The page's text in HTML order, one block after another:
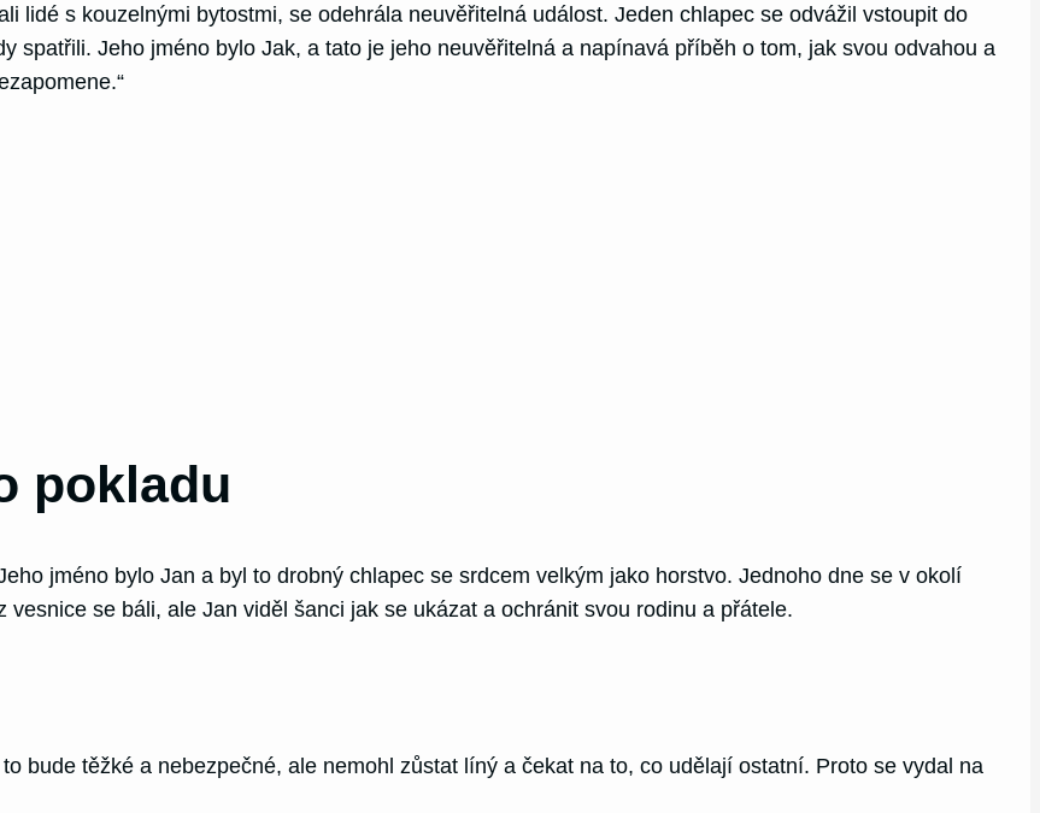
lidé s kouzelnými bytostmi, se odehrála neuvěřitelná událost. Jeden chlapec se odvážil vstoupit do
spatřili. Jeho jméno bylo Jak, a tato je jeho neuvěřitelná a napínavá příběh o tom, jak svou odvahou a
pokladu
jméno bylo Jan a byl to drobný chlapec se srdcem velkým jako horstvo. Jednoho dne se v okolí
se báli, ale Jan viděl šanci jak se ukázat a ochránit svou rodinu a přátele.
bude těžké a nebezpečné, ale nemohl zůstat líný a čekat na to, co udělají ostatní. Proto se vydal na